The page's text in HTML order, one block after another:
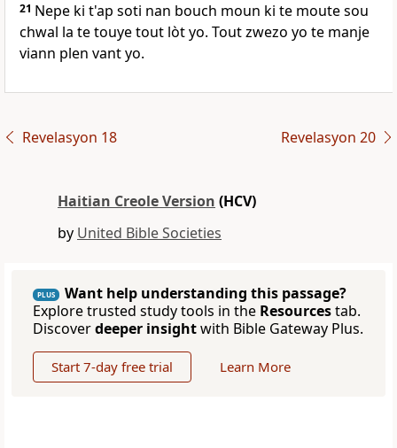
21 Nepe ki t'ap soti nan bouch moun ki te moute sou
chwal la te touye tout lòt yo. Tout zwezo yo te manje
viann plen vant yo.
Revelasyon 18 Revelasyon 20
Haitian Creole Version (HCV)
by United Bible Societies
PLUS
Want help understanding this passage?
Explore trusted study tools in the Resourcestab.
Discoverdeeper insightwith Bible Gateway Plus.
Start 7-day free trial Learn More